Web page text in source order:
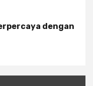
dengan